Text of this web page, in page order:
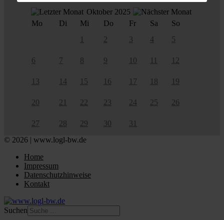
Oktober 2025
Mo
Di Mi Do Fr Sa
So
1
2 3 4 5
6 7 8 9 10 11 12
13 14 15 16 17 18 19
20 21 22 23 24 25 26
27 28 29 30
31
© 2026 | www.logl-bw.de
Home
Impressum
Datenschutzhinweise
Kontakt
Suchen